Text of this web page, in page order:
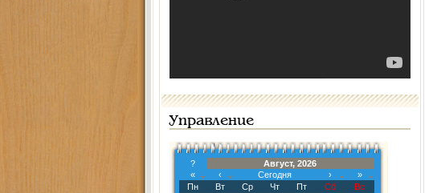
Управление
?
Август, 2026
«
‹ Сегодня ›
»
Пн
Вт Ср Чт Пт Сб
Вс